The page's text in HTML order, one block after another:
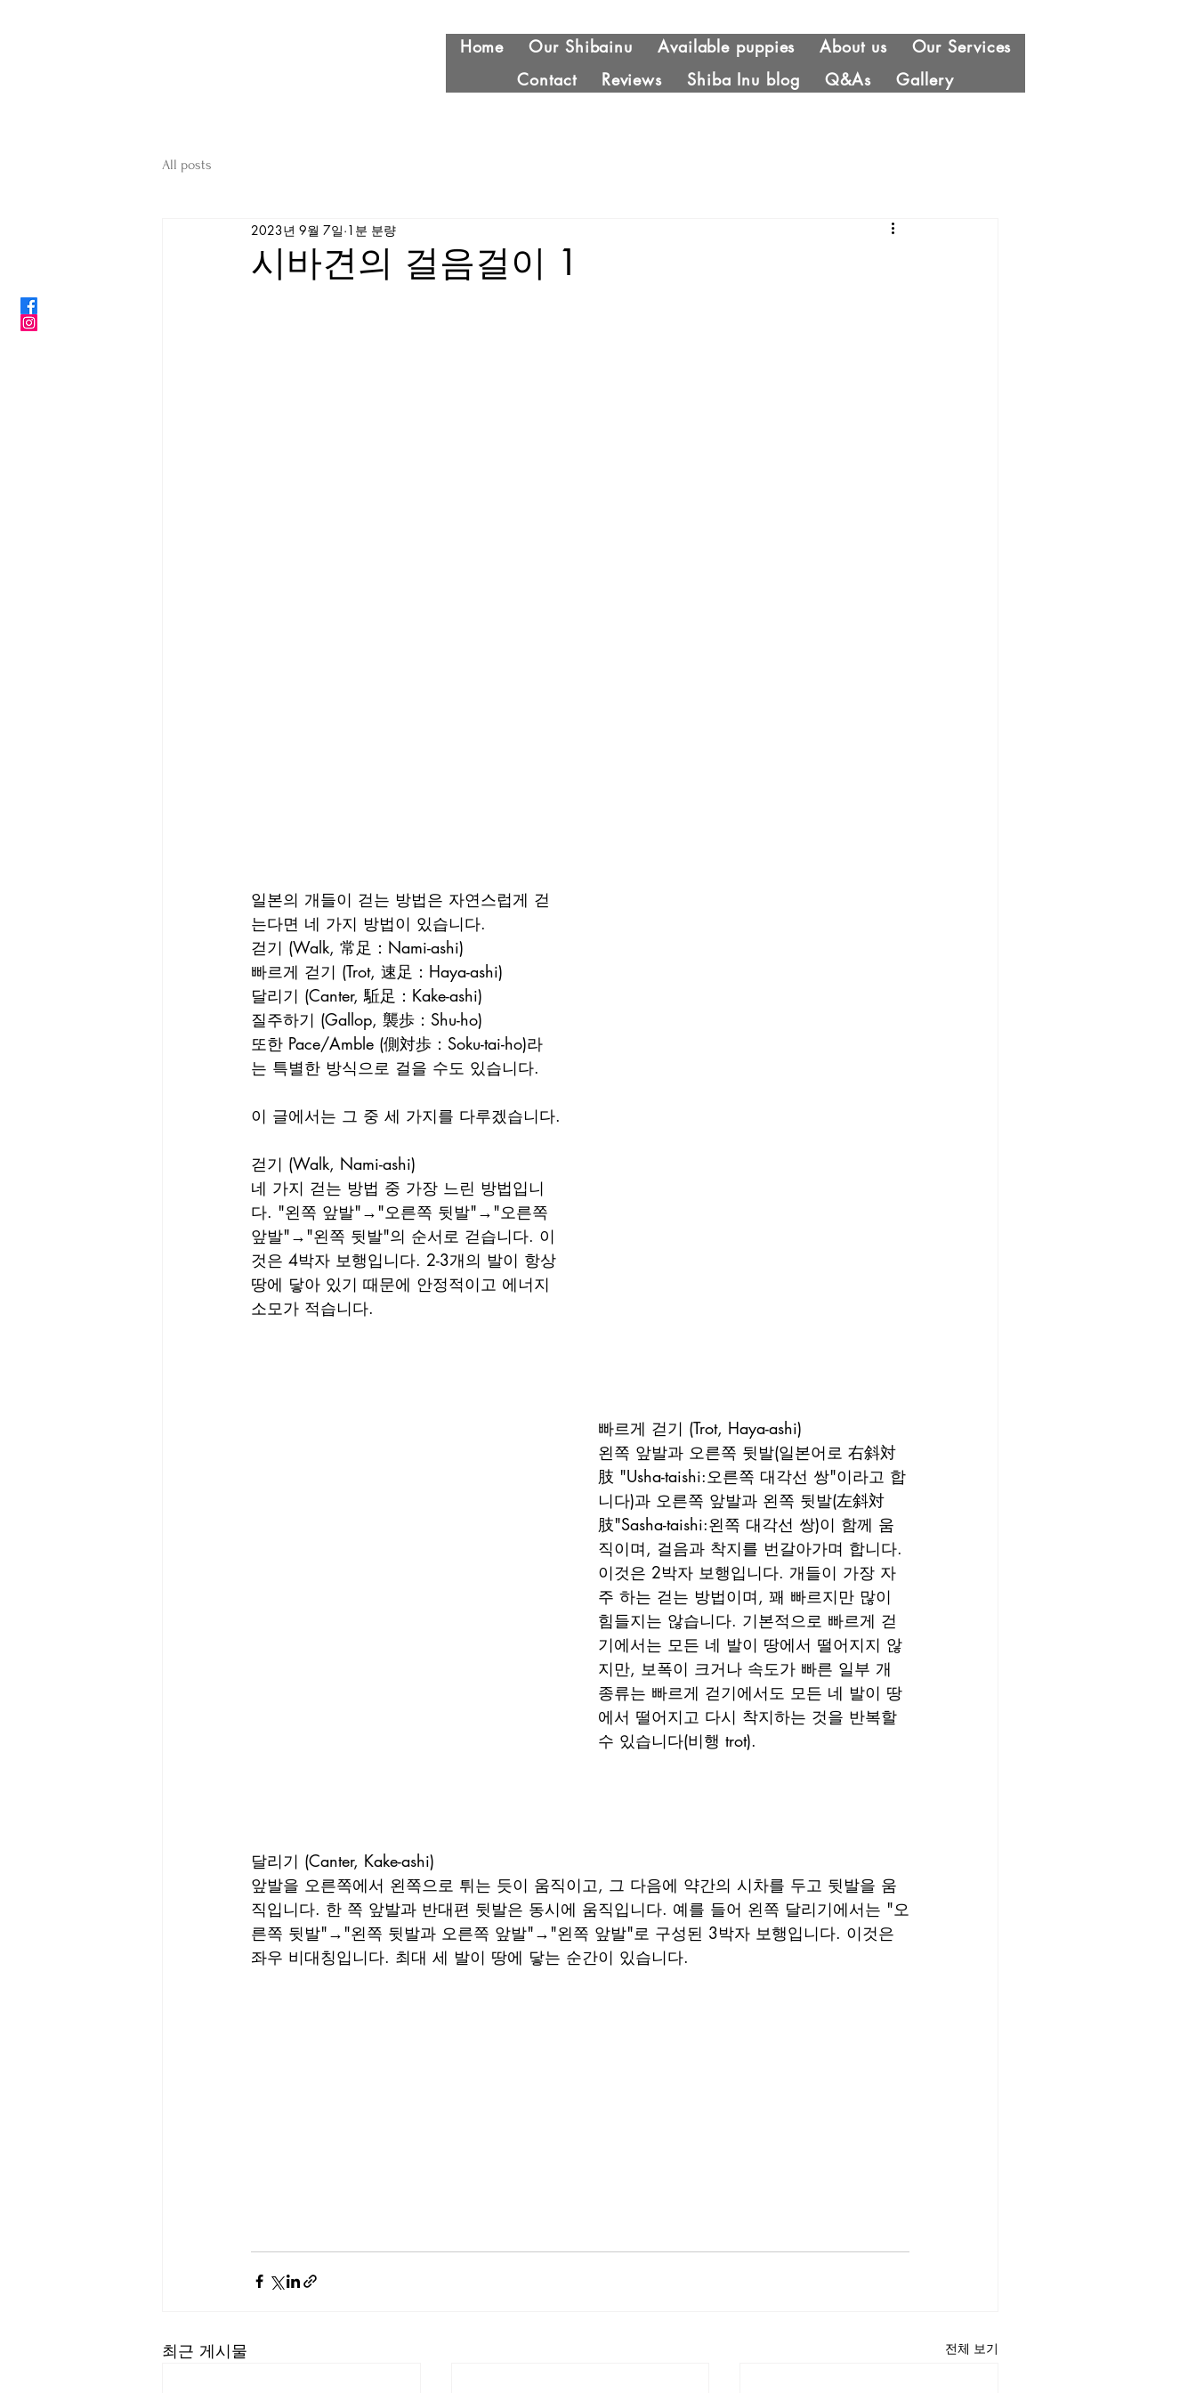
Home Our Shibainu Available puppies About us
Our Services
Contact
Reviews Shiba Inu blog Q&As Gallery
All posts
시바견의 걸음걸이 1
2023년 9월 7일 1분 분량
일본의 개들이 걷는 방법은 자연스럽게 걷
는다면 네 가지 방법이 있습니다.
걷기 (Walk, 常足：Nami-ashi)
빠르게 걷기 (Trot, 速足：Haya-ashi)
달리기 (Canter, 駈足：Kake-ashi)
질주하기 (Gallop, 襲歩：Shu-ho)
또한 Pace/Amble (側対歩：Soku-tai-ho)라
는 특별한 방식으로 걸을 수도 있습니다.
이 글에서는 그 중 세 가지를 다루겠습니다.
걷기 (Walk, Nami-ashi)
네 가지 걷는 방법 중 가장 느린 방법입니
다. "왼쪽 앞발"→"오른쪽 뒷발"→"오른쪽
앞발"→"왼쪽 뒷발"의 순서로 걷습니다. 이
것은 4박자 보행입니다. 2-3개의 발이 항상
땅에 닿아 있기 때문에 안정적이고 에너지
소모가 적습니다.
빠르게 걷기 (Trot, Haya-ashi)
왼쪽 앞발과 오른쪽 뒷발(일본어로 右斜対
肢 "Usha-taishi:오른쪽 대각선 쌍"이라고 합
니다)과 오른쪽 앞발과 왼쪽 뒷발(左斜対
肢"Sasha-taishi:왼쪽 대각선 쌍)이 함께 움
직이며, 걸음과 착지를 번갈아가며 합니다.
이것은 2박자 보행입니다. 개들이 가장 자
주 하는 걷는 방법이며, 꽤 빠르지만 많이
힘들지는 않습니다. 기본적으로 빠르게 걷
기에서는 모든 네 발이 땅에서 떨어지지 않
지만, 보폭이 크거나 속도가 빠른 일부 개
종류는 빠르게 걷기에서도 모든 네 발이 땅
에서 떨어지고 다시 착지하는 것을 반복할
수 있습니다(비행 trot).
달리기 (Canter, Kake-ashi)
앞발을 오른쪽에서 왼쪽으로 튀는 듯이 움직이고, 그 다음에 약간의 시차를 두고 뒷발을 움
직입니다. 한 쪽 앞발과 반대편 뒷발은 동시에 움직입니다. 예를 들어 왼쪽 달리기에서는 "오
른쪽 뒷발"→"왼쪽 뒷발과 오른쪽 앞발"→"왼쪽 앞발"로 구성된 3박자 보행입니다. 이것은
좌우 비대칭입니다. 최대 세 발이 땅에 닿는 순간이 있습니다.
최근 게시물 전체 보기